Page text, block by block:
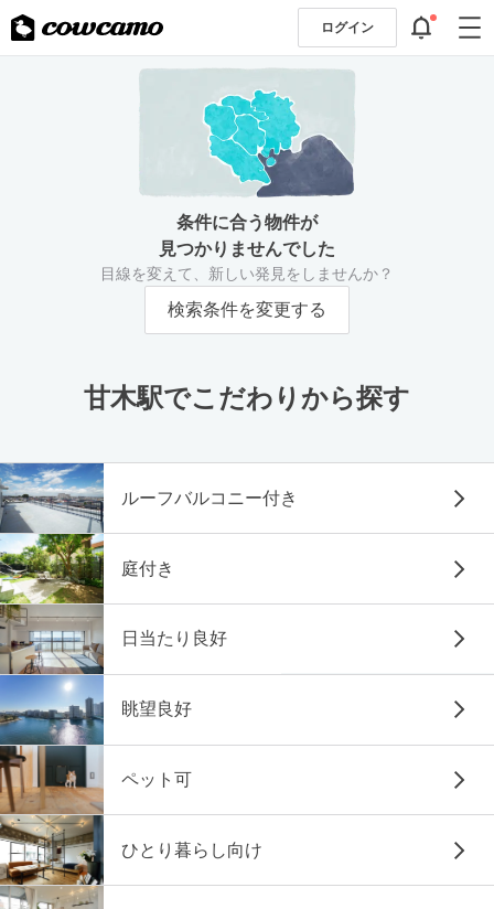
ログイン
条件に合う物件が
見つかりませんでした
目線を変えて、新しい発見をしませんか？
検索条件を変更する
甘木駅でこだわりから探す
ルーフバルコニー付き
庭付き
日当たり良好
眺望良好
ペット可
ひとり暮らし向け